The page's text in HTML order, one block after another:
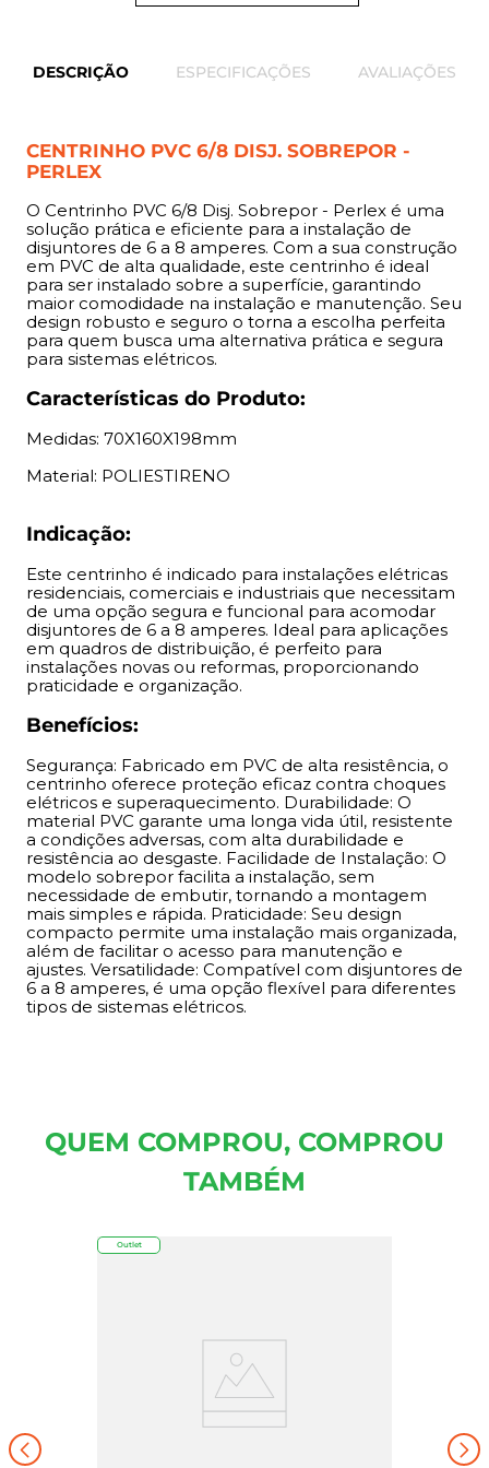
Medidas: 70X160X198mm
Este centrinho é indicado para instalações elétricas
uma opção segura e funcional para acomodar
disjuntores de 6 a 8 amperes. Ideal para aplicações em
quadros de distribuição, é perfeito para instalações novas
ou reformas, proporcionando praticidade e organização.
Benefícios:
Segurança: Fabricado em PVC de alta resistência, o
centrinho oferece proteção eficaz contra choques
elétricos e superaquecimento. Durabilidade: O material
adversas, com alta durabilidade e resistência ao
facilita a instalação, sem necessidade de embutir,
Praticidade: Seu design compacto permite uma
instalação mais organizada, além de facilitar o acesso
para manutenção e ajustes. Versatilidade: Compatível
com disjuntores de 6 a 8 amperes, é uma opção flexível
para diferentes tipos de sistemas elétricos.
DESCRIÇÃO ESPECIFICAÇÕES AVALIAÇÕES
CENTRINHO PVC 6/8 DISJ. SOBREPOR -
PERLEX
O Centrinho PVC 6/8 Disj. Sobrepor - Perlex é uma
solução prática e eficiente para a instalação de
disjuntores de 6 a 8 amperes. Com a sua construção
em PVC de alta qualidade, este centrinho é ideal
para ser instalado sobre a superfície, garantindo
maior comodidade na instalação e manutenção. Seu
design robusto e seguro o torna a escolha perfeita
para quem busca uma alternativa prática e segura
para sistemas elétricos.
Características do Produto:
Medidas: 70X160X198mm
Material: POLIESTIRENO
Indicação:
Este centrinho é indicado para instalações elétricas
residenciais, comerciais e industriais que necessitam
de uma opção segura e funcional para acomodar
disjuntores de 6 a 8 amperes. Ideal para aplicações
em quadros de distribuição, é perfeito para
instalações novas ou reformas, proporcionando
praticidade e organização.
Benefícios:
Segurança: Fabricado em PVC de alta resistência, o
centrinho oferece proteção eficaz contra choques
elétricos e superaquecimento. Durabilidade: O
material PVC garante uma longa vida útil, resistente
a condições adversas, com alta durabilidade e
resistência ao desgaste. Facilidade de Instalação: O
modelo sobrepor facilita a instalação, sem
necessidade de embutir, tornando a montagem
mais simples e rápida. Praticidade: Seu design
compacto permite uma instalação mais organizada,
além de facilitar o acesso para manutenção e
ajustes. Versatilidade: Compatível com disjuntores de
6 a 8 amperes, é uma opção flexível para diferentes
tipos de sistemas elétricos.
QUEM COMPROU, COMPROU
TAMBÉM
Outlet